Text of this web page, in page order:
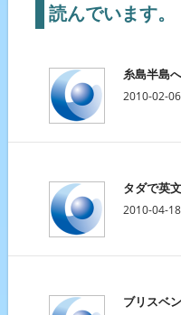
読んでいます。
糸島半島
2010-02-06
タダで英
2010-04-18
ブリスベ